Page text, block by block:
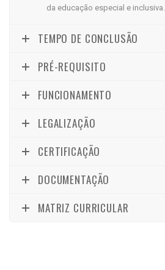
da educação especial e inclusiva.
TEMPO DE CONCLUSÃO
PRÉ-REQUISITO
FUNCIONAMENTO
LEGALIZAÇÃO
CERTIFICAÇÃO
DOCUMENTAÇÃO
MATRIZ CURRICULAR